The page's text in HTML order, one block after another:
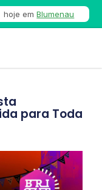
hoje em Blumenau
para Toda